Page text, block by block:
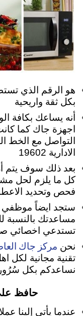
هو الرقم الذي
بكل ثقة واريحية
أنه يساعك بكافة
اجهزة جاك كما
التواصل مع الخط
الادارية 19602
بعد ذلك سوف يتم
كل ما يلزم لحل
فحص وتحديد
ستجد ايضاً موظفي
مساعدتك بالنسبة
تستدعي اخصائي
نحن مركز جاك
تقنية مجانية لكل
نساعدكم بكل سُرُور
حافظ
عندما يأتي إلينا